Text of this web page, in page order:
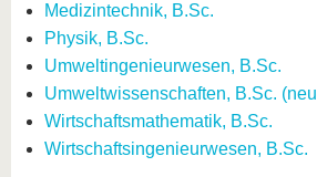
Medizintechnik, B.Sc.
Physik, B.Sc.
Umweltingenieurwesen, B.Sc.
Umweltwissenschaften, B.Sc.
Wirtschaftsmathematik, B.Sc.
Wirtschaftsingenieurwesen, B.Sc.